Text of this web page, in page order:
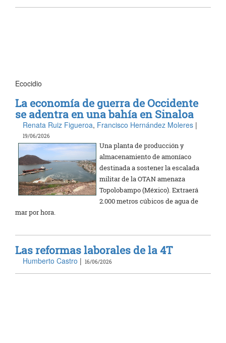
Ecocidio
La economía de guerra de Occidente
se adentra en una bahía en Sinaloa
Renata Ruiz Figueroa, Francisco Hernández Moleres |
19/06/2026
Una planta de producción y
almacenamiento de amoníaco
destinada a sostener la escalada
militar de la OTAN amenaza
Topolobampo (México). Extraerá
2.000 metros cúbicos de agua de
mar por hora.
Las reformas laborales de la 4T
Humberto Castro | 16/06/2026